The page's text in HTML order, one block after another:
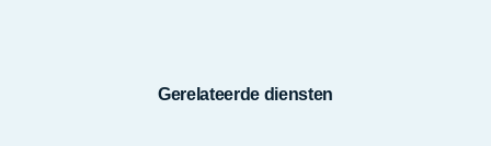
Gerelateerde diensten